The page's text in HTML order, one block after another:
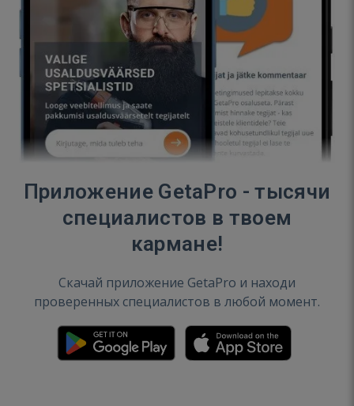
Приложение GetaPro - тысячи
специалистов в твоем
кармане!
Скачай приложение GetaPro и находи
проверенных специалистов в любой момент.